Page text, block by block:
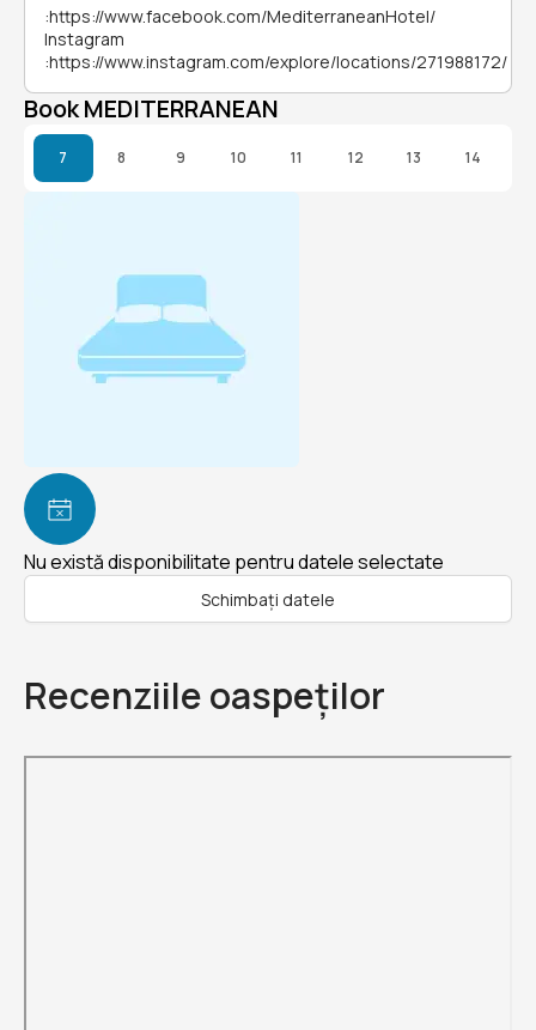
:https://www.facebook.com/MediterraneanHotel/
Instagram
:https://www.instagram.com/explore/locations/271988172/
Book MEDITERRANEAN
7 8 9 10 11 12 13 14
Nu există disponibilitate pentru datele selectate
Schimbați datele
Recenziile oaspeților